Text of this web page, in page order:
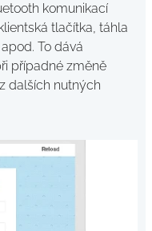
komunikací
tlačítka, táhla
To dává
případné změně
dalších nutných